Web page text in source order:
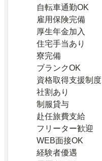
自転車通勤OK
雇用保険完備
厚生年金加入
住宅手当あり
寮完備
ブランクOK
資格取得支援制度
社割あり
制服貸与
赴任旅費支給
フリーター歓迎
WEB面接OK
経験者優遇